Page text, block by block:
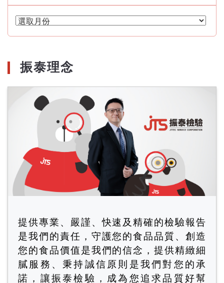
文
振泰理念
提供專業、嚴謹、快速及精確的檢驗報告
是我們的責任，守護您的食品品質、創造
您的食品價值是我們的信念，提供精緻細
膩服務、秉持誠信原則是我們對您的承
諾，讓振泰檢驗，成為您追求品質好幫